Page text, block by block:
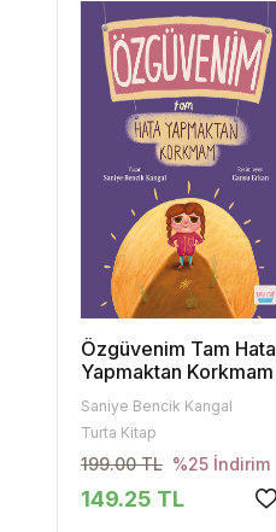
Özgüvenim Tam Hata
Yapmaktan Korkmam
Saniye Bencik Kangal
Turta Kitap
199.00 TL %25 İndirim
149.25 TL